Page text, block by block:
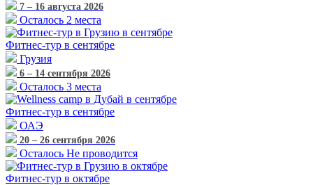
7 – 16 августа 2026
Осталось 2 места
Фитнес-тур в сентябре
Грузия
6 – 14 сентября 2026
Осталось 3 места
Фитнес-тур в сентябре
ОАЭ
20 – 26 сентября 2026
Осталось Не проводится
Фитнес-тур в октябре